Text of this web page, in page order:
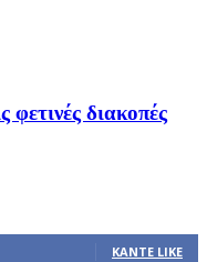
φετινές διακοπές
ΚΆΝΤΕ LIKE